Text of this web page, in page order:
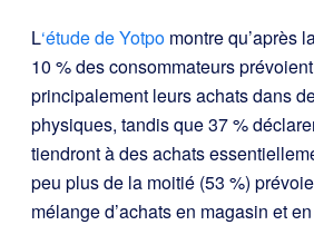
L‘étude de Yotpo montre qu’après
10 % des consommateurs
principalement leurs achats dans
physiques, tandis que 37 %
tiendront à des achats
peu plus de la moitié (53 %)
mélange d’achats en magasin et